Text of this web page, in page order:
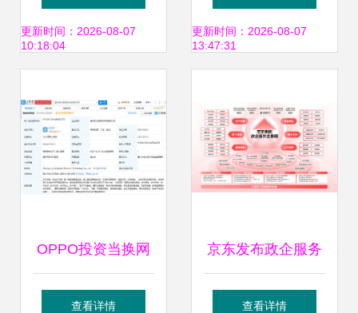
8.5代线设备将投标
更新时间：2026-08-07
10:18:04
高科的旧梦新局
更新时间：2026-08-07
13:47:31
OPPO投资当换网
络，后者经营范围
查看详情
京东发布政企服务
全景图 服务超200
查看详情